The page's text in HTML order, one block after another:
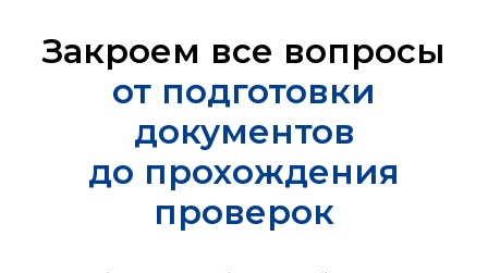
Закроем все вопросы
от подготовки
документов
до прохождения
проверок